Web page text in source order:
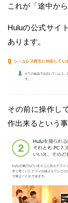
これが「途中か
Huluの公式サイ
あります。
その前に操作し
作出来るという事